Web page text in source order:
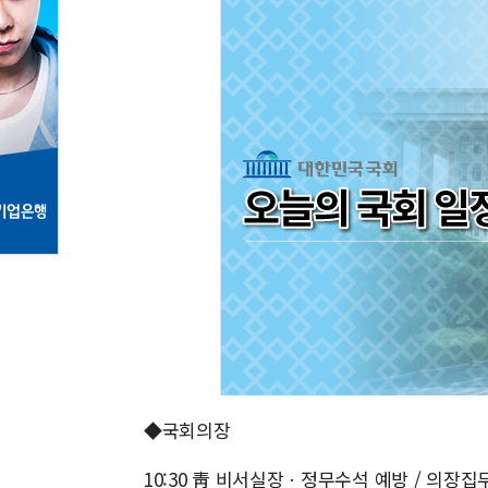
◆국회의장
10:30 靑 비서실장ㆍ정무수석 예방 / 의장집